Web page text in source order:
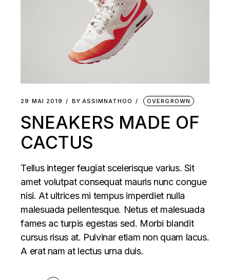
29 MAI 2019 BY ASSIMNATHOO OVERGROWN
SNEAKERS MADE OF
CACTUS
Tellus integer feugiat scelerisque varius. Sit
amet volutpat consequat mauris nunc congue
nisi. At ultrices mi tempus imperdiet nulla
malesuada pellentesque. Netus et malesuada
fames ac turpis egestas sed. Morbi blandit
cursus risus at. Pulvinar etiam non quam lacus.
A erat nam at lectus urna duis.